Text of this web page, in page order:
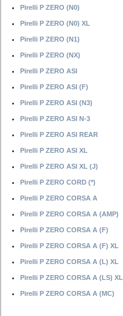
Pirelli P ZERO (N0)
Pirelli P ZERO (N0) XL
Pirelli P ZERO (N1)
Pirelli P ZERO (NX)
Pirelli P ZERO ASI
Pirelli P ZERO ASI (F)
Pirelli P ZERO ASI (N3)
Pirelli P ZERO ASI N-3
Pirelli P ZERO ASI REAR
Pirelli P ZERO ASI XL
Pirelli P ZERO ASI XL (J)
Pirelli P ZERO CORD (*)
Pirelli P ZERO CORSA A
Pirelli P ZERO CORSA A (AMP)
Pirelli P ZERO CORSA A (F)
Pirelli P ZERO CORSA A (F) XL
Pirelli P ZERO CORSA A (L) XL
Pirelli P ZERO CORSA A (LS) XL
Pirelli P ZERO CORSA A (MC)